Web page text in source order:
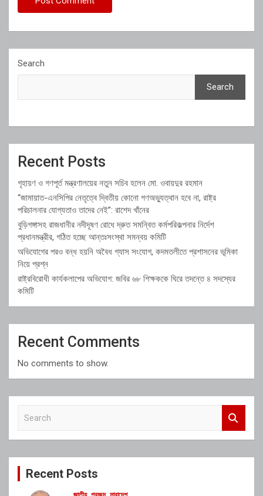
Search
Search
Recent Posts
গৃহায়ণ ও গণপূর্ত মন্ত্রণালয়ের নতুন সচিব হলেন মো. ওবায়দুর রহমান
“জামায়াত-এনসিপির নেতৃত্বে দ্বিতীয় কোনো গণঅভ্যুত্থান হবে না, রাষ্ট্র
পরিচালনার যোগ্যতাও তাদের নেই”: রাশেদ খাঁনের
বুড়িগঙ্গাসহ রাজধানীর নদীদূষণ রোধে দ্রুত সমন্বিত কর্মপরিকল্পনার নির্দেশ
প্রধানমন্ত্রীর, গঠিত হচ্ছে আন্তঃসংস্থা সমন্বয় কমিটি
অভিযোগের পরও বন্ধ হয়নি অবৈধ গ্যাস সংযোগ, কদমতলীতে প্রশাসনের ভূমিকা
নিয়ে প্রশ্ন
রাষ্ট্রবিরোধী কার্যকলাপের অভিযোগ: জবির ৬৮ শিক্ষককে ঘিরে তদন্তে ৪ সদস্যের
কমিটি
Recent Comments
No comments to show.
c
Recent Posts